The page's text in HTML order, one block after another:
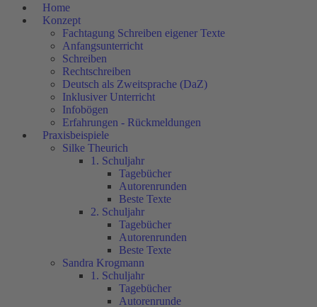
Home
Konzept
Fachtagung Schreiben eigener Texte
Anfangsunterricht
Schreiben
Rechtschreiben
Deutsch als Zweitsprache (DaZ)
Inklusiver Unterricht
Infobögen
Erfahrungen - Rückmeldungen
Praxisbeispiele
Silke Theurich
1. Schuljahr
Tagebücher
Autorenrunden
Beste Texte
2. Schuljahr
Tagebücher
Autorenrunden
Beste Texte
Sandra Krogmann
1. Schuljahr
Tagebücher
Autorenrunde